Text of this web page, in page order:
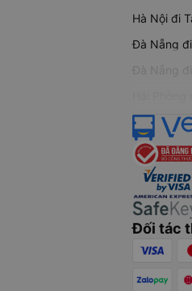
Hà Nội đi
Đà Nẵng
Đà Nẵng đi
Đối tác